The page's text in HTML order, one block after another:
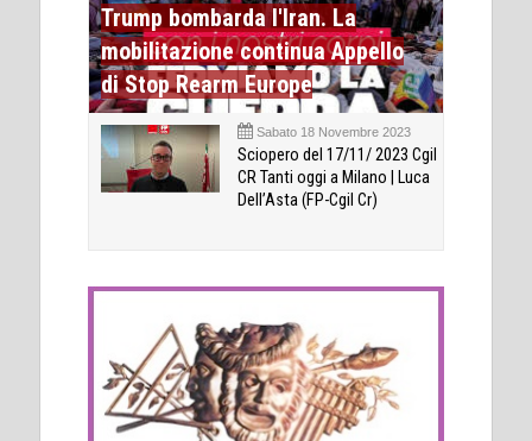
Trump bombarda l'Iran. La
mobilitazione continua Appello
di Stop Rearm Europe
Sabato 18 Novembre 2023
Sciopero del 17/11/ 2023 Cgil
CR Tanti oggi a Milano | Luca
Dell’Asta (FP-Cgil Cr)